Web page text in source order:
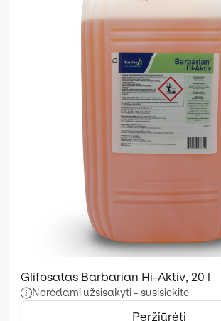
Glifosatas Barbarian Hi-Aktiv, 20 l
Norėdami užsisakyti - susisiekite
Peržiūrėti